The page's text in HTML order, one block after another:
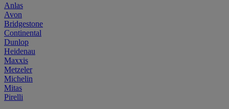
Anlas
Avon
Bridgestone
Continental
Dunlop
Heidenau
Maxxis
Metzeler
Michelin
Mitas
Pirelli